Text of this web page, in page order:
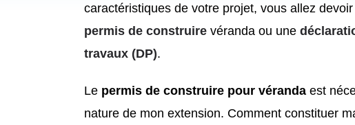
caractéristiques de votre projet, vous allez
permis de construire véranda ou une
travaux (DP).
Le permis de construire pour véranda est
nature de mon extension. Comment constituer